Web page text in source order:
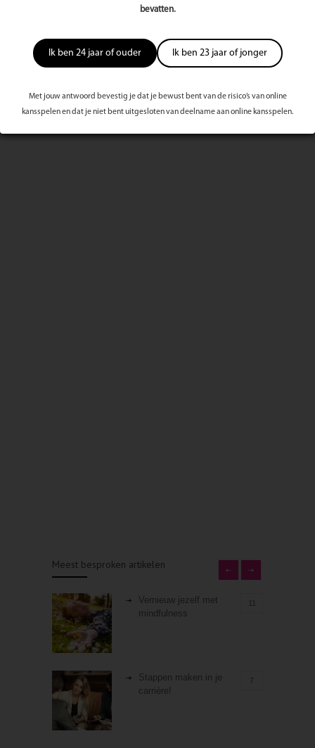
bevatten.
Ik ben 24 jaar of ouder Ik ben 23 jaar of jonger
Met jouw antwoord bevestig je dat je bewust bent van de risico’s van online
kansspelen en dat je niet bent uitgesloten van deelname aan online kansspelen.
Meest bekeken dit kwartaal
Meest besproken artikelen
Vernieuw jezelf met
mindfulness
Stappen maken in je
carrière!
7